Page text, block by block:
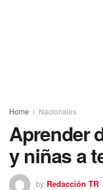
Home Nacionales
Aprender
y niñas a
by Redacción TR